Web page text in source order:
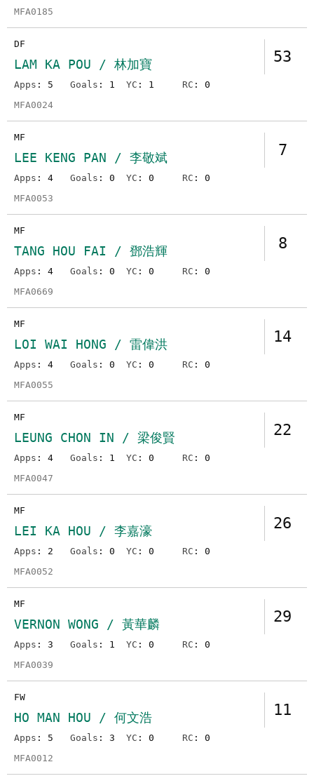
MFA0185
53
DF
LAM KA POU / 林加寶
Apps : 5 Goals : 1 YC : 1 RC : 0
MFA0024
7
MF
LEE KENG PAN / 李敬斌
Apps : 4 Goals : 0 YC : 0 RC : 0
MFA0053
8
MF
TANG HOU FAI / 鄧浩輝
Apps : 4 Goals : 0 YC : 0 RC : 0
MFA0669
14
MF
LOI WAI HONG / 雷偉洪
Apps : 4 Goals : 0 YC : 0 RC : 0
MFA0055
22
MF
LEUNG CHON IN / 梁俊賢
Apps : 4 Goals : 1 YC : 0 RC : 0
MFA0047
26
MF
LEI KA HOU / 李嘉濠
Apps : 2 Goals : 0 YC : 0 RC : 0
MFA0052
29
MF
VERNON WONG / 黃華麟
Apps : 3 Goals : 1 YC : 0 RC : 0
MFA0039
11
FW
HO MAN HOU / 何文浩
Apps : 5 Goals : 3 YC : 0 RC : 0
MFA0012